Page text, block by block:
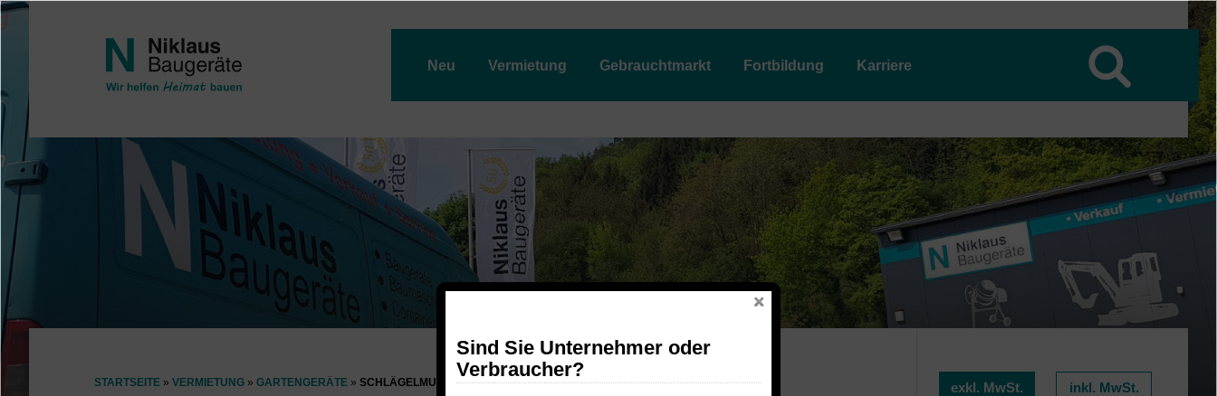
Direkt zum Inhalt
Neu Vermietung Gebrauchtmarkt Fortbildung Karriere
STARTSEITE VERMIETUNG GARTENGERÄTE SCHLÄGELMULCHER exkl. MwSt. inkl. MwSt.
Sind Sie Unternehmer oder
Verbraucher?